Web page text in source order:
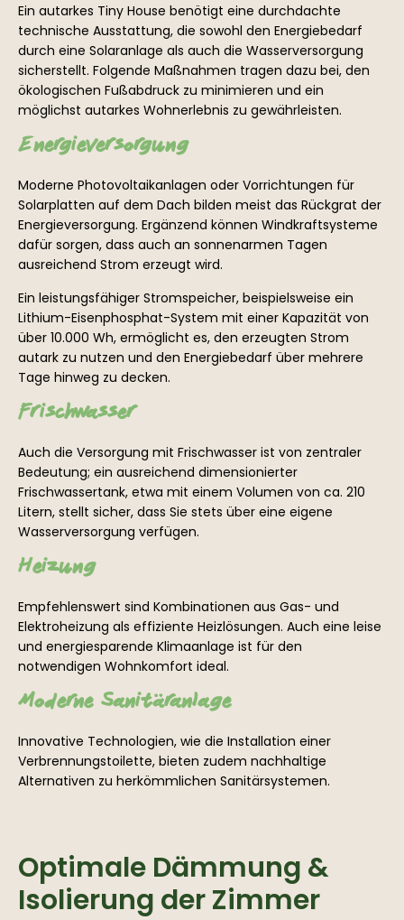
Ein autarkes Tiny House benötigt eine durchdachte
technische Ausstattung, die sowohl den Energiebedarf
durch eine Solaranlage als auch die Wasserversorgung
sicherstellt. Folgende Maßnahmen tragen dazu bei, den
ökologischen Fußabdruck zu minimieren und ein
möglichst autarkes Wohnerlebnis zu gewährleisten.
Energieversorgung
Moderne Photovoltaikanlagen oder Vorrichtungen für
Solarplatten auf dem Dach bilden meist das Rückgrat der
Energieversorgung. Ergänzend können Windkraftsysteme
dafür sorgen, dass auch an sonnenarmen Tagen
ausreichend Strom erzeugt wird.
Ein leistungsfähiger Stromspeicher, beispielsweise ein
Lithium-Eisenphosphat-System mit einer Kapazität von
über 10.000 Wh, ermöglicht es, den erzeugten Strom
autark zu nutzen und den Energiebedarf über mehrere
Tage hinweg zu decken.
Frischwasser
Auch die Versorgung mit Frischwasser ist von zentraler
Bedeutung; ein ausreichend dimensionierter
Frischwassertank, etwa mit einem Volumen von ca. 210
Litern, stellt sicher, dass Sie stets über eine eigene
Wasserversorgung verfügen.
Heizung
Empfehlenswert sind Kombinationen aus Gas- und
Elektroheizung als effiziente Heizlösungen. Auch eine leise
und energiesparende Klimaanlage ist für den
notwendigen Wohnkomfort ideal.
Moderne Sanitäranlage
Innovative Technologien, wie die Installation einer
Verbrennungstoilette, bieten zudem nachhaltige
Alternativen zu herkömmlichen Sanitärsystemen.
Optimale Dämmung &
Isolierung der Zimmer